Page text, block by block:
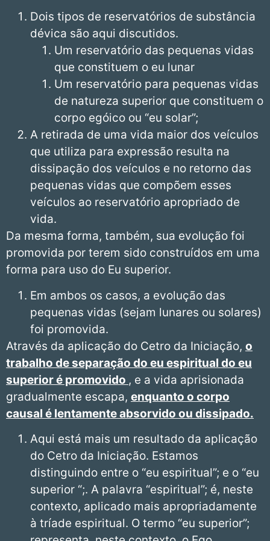
Dois tipos de reservatórios de substância
dévica são aqui discutidos.
Um reservatório das pequenas vidas
que constituem o eu lunar
Um reservatório para pequenas vidas
de natureza superior que constituem o
corpo egóico ou “eu solar”;
A retirada de uma vida maior dos veículos
que utiliza para expressão resulta na
dissipação dos veículos e no retorno das
pequenas vidas que compõem esses
veículos ao reservatório apropriado de
vida.
Da mesma forma, também, sua evolução foi
promovida por terem sido construídos em uma
forma para uso do Eu superior.
Em ambos os casos, a evolução das
pequenas vidas (sejam lunares ou solares)
foi promovida.
Através da aplicação do Cetro da Iniciação, o
trabalho de separação do eu espiritual do eu
superior é promovido , e a vida aprisionada
gradualmente escapa, enquanto o corpo
causal é lentamente absorvido ou dissipado.
Aqui está mais um resultado da aplicação
do Cetro da Iniciação. Estamos
distinguindo entre o “eu espiritual”; e o “eu
superior “;. A palavra “espiritual”; é, neste
contexto, aplicado mais apropriadamente
à tríade espiritual. O termo “eu superior”;